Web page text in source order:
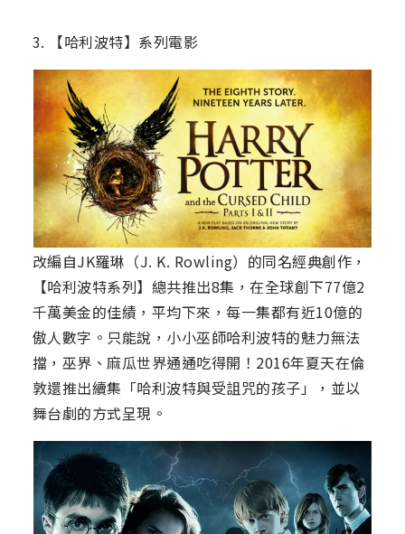
3. 【哈利波特】系列電影
改編自JK羅琳（J. K. Rowling）的同名經典創作，
【哈利波特系列】總共推出8集，在全球創下77億2
千萬美金的佳績，平均下來，每一集都有近10億的
傲人數字。只能說，小小巫師哈利波特的魅力無法
擋，巫界、麻瓜世界通通吃得開！2016年夏天在倫
敦還推出續集「哈利波特與受詛咒的孩子」，並以
舞台劇的方式呈現。